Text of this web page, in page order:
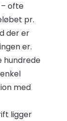
ofte
pr.
der er
er.
hundrede
med
ligger